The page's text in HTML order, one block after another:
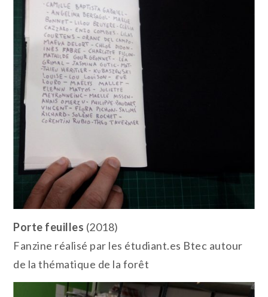
Porte feuilles (2018)
Fanzine réalisé par les étudiant.es Btec autour
de la thématique de la forêt